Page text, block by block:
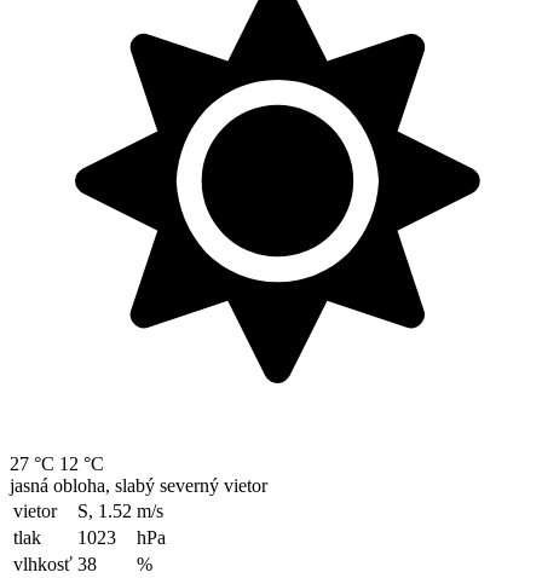
27 °C 12 °C
jasná obloha, slabý severný vietor
vietor
S, 1.52 m/s
tlak
1023
hPa
vlhkosť 38 %